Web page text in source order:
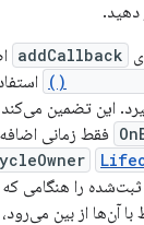
دهید.
addCallback
این تضمین
فقط زمانی
را هنگامی که
با آن‌ها از بین